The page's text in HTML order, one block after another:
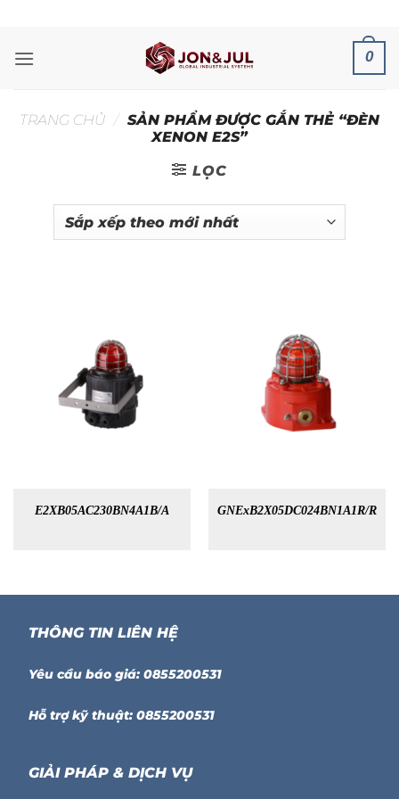
nội
0
TRANG CHỦ / SẢN PHẨM ĐƯỢC GẮN THẺ “ĐÈN
XENON E2S”
LỌC
E2XB05AC230BN4A1B/A GNExB2X05DC024BN1A1R/R
THÔNG TIN LIÊN HỆ
Yêu cầu báo giá: 0855200531
Hỗ trợ kỹ thuật: 0855200531
GIẢI PHÁP & DỊCH VỤ